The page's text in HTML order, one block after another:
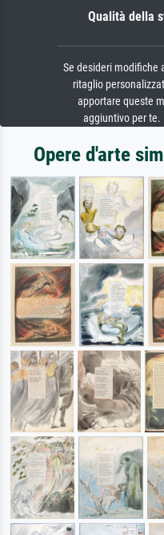
Qualità della
Se desideri modifiche
ritaglio
apportare queste
aggiuntivo per
Opere d'arte